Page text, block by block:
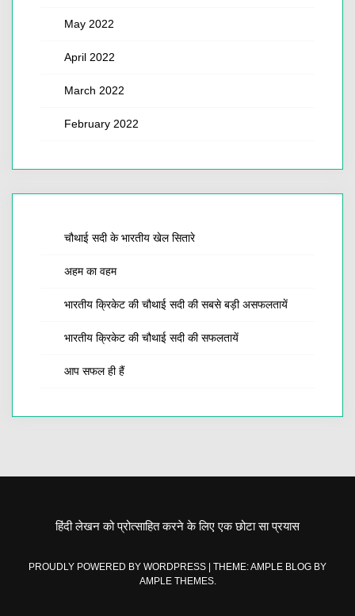
May 2022
April 2022
March 2022
February 2022
चौथाई सदी के भारतीय खेल सितारे
अहम का वहम
भारतीय क्रिकेट की चौथाई सदी की सबसे बड़ी असफलतायें
भारतीय क्रिकेट की चौथाई सदी की सफलतायें
आप सफल ही हैं
हिंदी लेखन को प्रोत्साहित करने के लिए एक छोटा सा प्रयास
PROUDLY POWERED BY WORDPRESS
THEME: AMPLE BLOG BY
AMPLE THEMES.